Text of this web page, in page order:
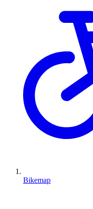
Bikemap